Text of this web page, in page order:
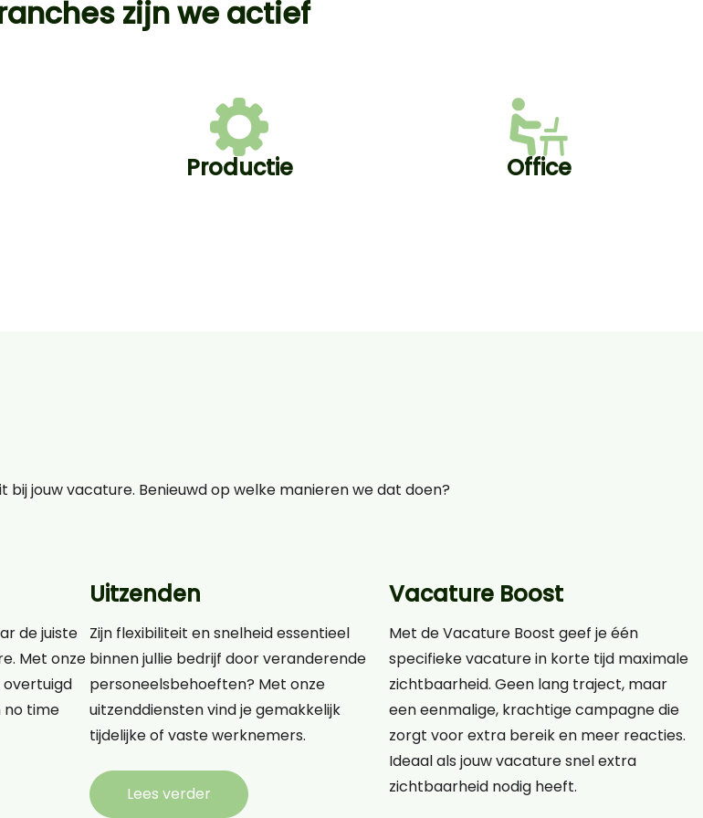
zijn we actief
Productie Office
jouw vacature. Benieuwd op welke manieren we dat doen?
de juiste
Met onze
overtuigd
no time
Uitzenden
Zijn flexibiliteit en snelheid essentieel
binnen jullie bedrijf door veranderende
personeelsbehoeften? Met onze
uitzenddiensten vind je gemakkelijk
tijdelijke of vaste werknemers.
Lees verder
Vacature Boost
Met de Vacature Boost geef je één
specifieke vacature in korte tijd maximale
zichtbaarheid. Geen lang traject, maar
een eenmalige, krachtige campagne die
zorgt voor extra bereik en meer reacties.
Ideaal als jouw vacature snel extra
zichtbaarheid nodig heeft.